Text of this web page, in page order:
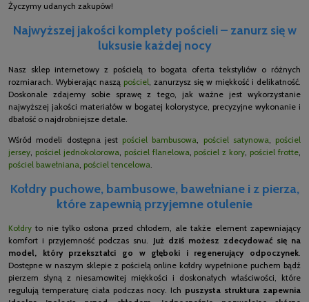
Życzymy udanych zakupów!
Najwyższej jakości komplety pościeli – zanurz się w
luksusie każdej nocy
Nasz sklep internetowy z pościelą to bogata oferta tekstyliów o różnych
rozmiarach. Wybierając naszą pościel, zanurzysz się w miękkość i delikatność.
Doskonale zdajemy sobie sprawę z tego, jak ważne jest wykorzystanie
najwyższej jakości materiałów w bogatej kolorystyce, precyzyjne wykonanie i
dbałość o najdrobniejsze detale.
Wśród modeli dostępna jest pościel bambusowa, pościel satynowa, pościel
jersey, pościel jednokolorowa, pościel flanelowa, pościel z kory, pościel frotte,
pościel bawełniana, pościel tencelowa.
Kołdry puchowe, bambusowe, bawełniane i z pierza,
które zapewnią przyjemne otulenie
Kołdry to nie tylko osłona przed chłodem, ale także element zapewniający
komfort i przyjemność podczas snu. Już dziś możesz zdecydować się na
model, który przekształci go w głęboki i regenerujący odpoczynek.
Dostępne w naszym sklepie z pościelą online kołdry wypełnione puchem bądź
pierzem słyną z niesamowitej miękkości i doskonałych właściwości, które
regulują temperaturę ciała podczas nocy. Ich puszysta struktura zapewnia